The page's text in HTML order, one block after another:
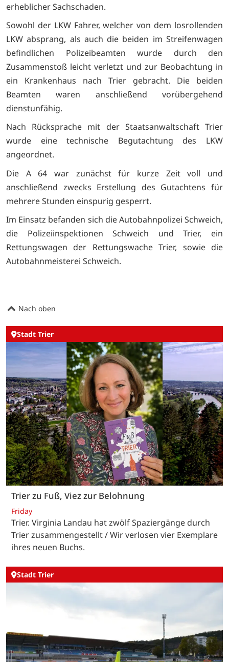
erheblicher Sachschaden.
Sowohl der LKW Fahrer, welcher von dem losrollenden
LKW absprang, als auch die beiden im Streifenwagen
befindlichen Polizeibeamten wurde durch den
Zusammenstoß leicht verletzt und zur Beobachtung in
ein Krankenhaus nach Trier gebracht. Die beiden
Beamten waren anschließend vorübergehend
dienstunfähig.
Nach Rücksprache mit der Staatsanwaltschaft Trier
wurde eine technische Begutachtung des LKW
angeordnet.
Die A 64 war zunächst für kurze Zeit voll und
anschließend zwecks Erstellung des Gutachtens für
mehrere Stunden einspurig gesperrt.
Im Einsatz befanden sich die Autobahnpolizei Schweich,
die Polizeiinspektionen Schweich und Trier, ein
Rettungswagen der Rettungswache Trier, sowie die
Autobahnmeisterei Schweich.
Nach oben
Stadt Trier
Trier zu Fuß, Viez zur Belohnung
Friday
Trier. Virginia Landau hat zwölf Spaziergänge durch
Trier zusammengestellt / Wir verlosen vier Exemplare
ihres neuen Buchs.
Stadt Trier